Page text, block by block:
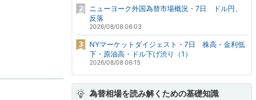
ニューヨーク外国為替市場概況・7日 ドル円、
反落
2026/08/08 06:03
NYマーケットダイジェスト・7日 株高・金利低
下・原油高・ドル下げ渋り（1）
2026/08/08 06:15
為替相場を読み解くための基礎知識